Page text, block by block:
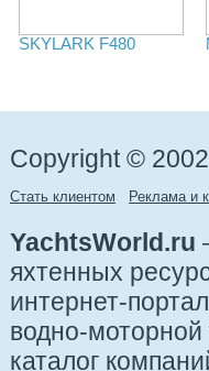
SKYLARK F480
Copyright ©
Стать клиентом Реклама и
YachtsWorld.ru
яхтенных
интернет-
водно-моторной
каталог